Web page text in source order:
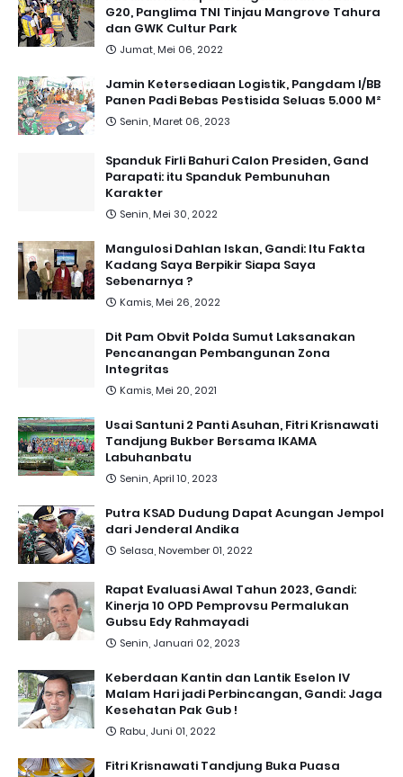
G20, Panglima TNI Tinjau Mangrove Tahura
dan GWK Cultur Park
Jumat, Mei 06, 2022
Jamin Ketersediaan Logistik, Pangdam I/BB
Panen Padi Bebas Pestisida Seluas 5.000 M²
Senin, Maret 06, 2023
Spanduk Firli Bahuri Calon Presiden, Gand
Parapati: itu Spanduk Pembunuhan
Karakter
Senin, Mei 30, 2022
Mangulosi Dahlan Iskan, Gandi: Itu Fakta
Kadang Saya Berpikir Siapa Saya
Sebenarnya ?
Kamis, Mei 26, 2022
Dit Pam Obvit Polda Sumut Laksanakan
Pencanangan Pembangunan Zona
Integritas
Kamis, Mei 20, 2021
Usai Santuni 2 Panti Asuhan, Fitri Krisnawati
Tandjung Bukber Bersama IKAMA
Labuhanbatu
Senin, April 10, 2023
Putra KSAD Dudung Dapat Acungan Jempol
dari Jenderal Andika
Selasa, November 01, 2022
Rapat Evaluasi Awal Tahun 2023, Gandi:
Kinerja 10 OPD Pemprovsu Permalukan
Gubsu Edy Rahmayadi
Senin, Januari 02, 2023
Keberdaan Kantin dan Lantik Eselon IV
Malam Hari jadi Perbincangan, Gandi: Jaga
Kesehatan Pak Gub !
Rabu, Juni 01, 2022
Fitri Krisnawati Tandjung Buka Puasa